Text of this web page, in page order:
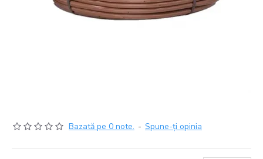
Bazată pe 0 note. - Spune-ţi opinia